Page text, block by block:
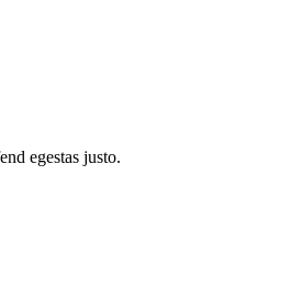
egestas justo.